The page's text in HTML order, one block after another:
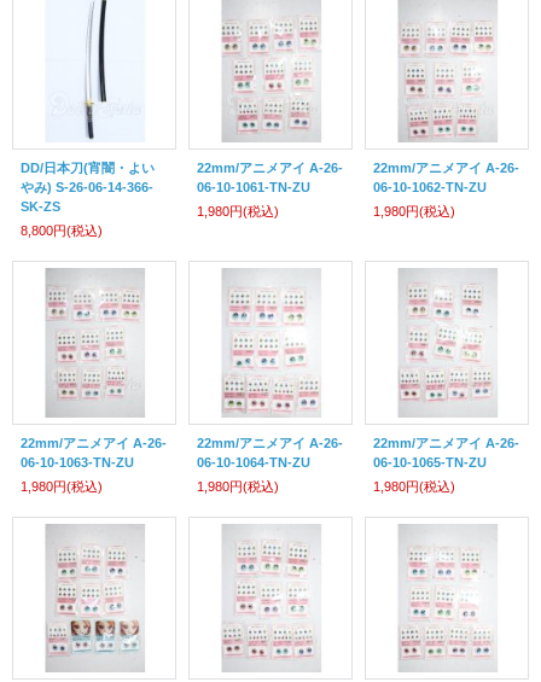
DD/日本刀(宵闇・よい
やみ) S-26-06-14-366-
SK-ZS
8,800円(税込)
22mm/アニメアイ A-26-
06-10-1061-TN-ZU
1,980円(税込)
22mm/アニメアイ A-26-
06-10-1062-TN-ZU
1,980円(税込)
22mm/アニメアイ A-26-
06-10-1063-TN-ZU
1,980円(税込)
22mm/アニメアイ A-26-
06-10-1064-TN-ZU
1,980円(税込)
22mm/アニメアイ A-26-
06-10-1065-TN-ZU
1,980円(税込)